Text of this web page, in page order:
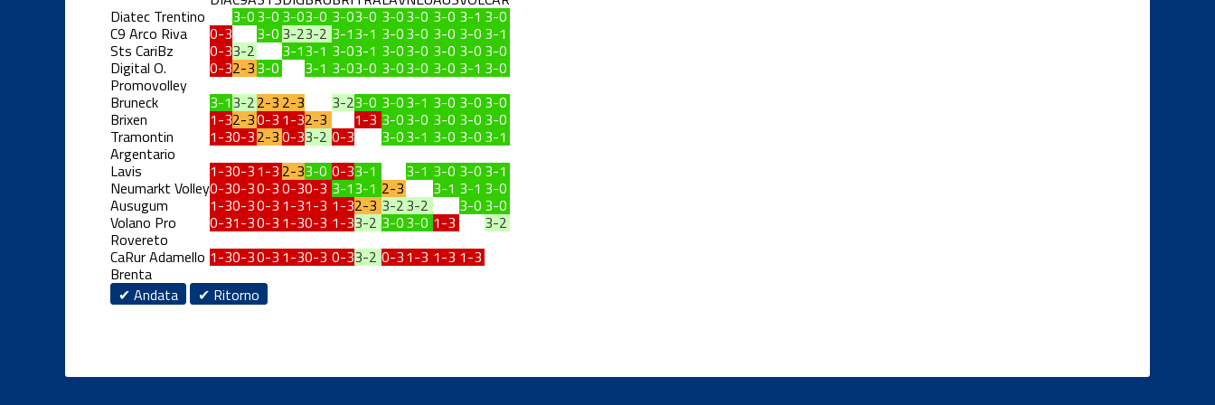
Diatec Trentino 3-03-0 3-03-0 3-03-0 3-03-0 3-0 3-1 3-0
C9 Arco Riva 0-3 3-0 3-23-2 3-13-1 3-03-0 3-0 3-0 3-1
Sts CariBz 0-33-2 3-13-1 3-03-1 3-03-0 3-0 3-0 3-0
Digital O.
Promovolley
0-32-33-0 3-1 3-03-0 3-03-0 3-0 3-1 3-0
Bruneck
3-13-22-3 2-3 3-23-0 3-03-1 3-0 3-0 3-0
Brixen 1-32-30-3 1-32-3 1-3 3-03-0 3-0 3-0 3-0
Tramontin
Argentario
1-30-32-30-33-2 0-3 3-03-1 3-0 3-0 3-1
Lavis
1-30-31-3 2-33-0 0-33-1 3-1 3-0 3-0 3-1
Neumarkt Volley0-30-30-30-30-3 3-13-1 2-3 3-1 3-1 3-0
Ausugum 1-30-30-3 1-31-3 1-32-3 3-23-2 3-0 3-0
Volano Pro
Rovereto
0-31-30-3 1-30-3 1-33-2 3-03-0 1-3
3-2
CaRur Adamello
Brenta
1-30-30-3 1-30-3 0-33-2 0-31-3 1-3 1-3
✔ Andata
✔ Ritorno